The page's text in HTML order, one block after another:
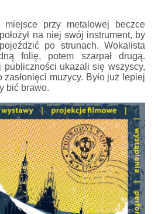
miejsce przy metalowej beczce
na niej swój instrument, by
po strunach. Wokalista
folię, potem szarpał drugą.
publiczności ukazali się wszyscy,
muzycy. Było już lepiej
bić brawo.